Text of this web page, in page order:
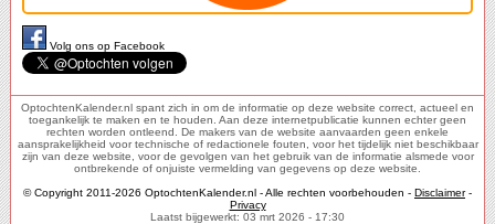
Volg ons op Facebook
OptochtenKalender.nl spant zich in om de informatie op deze website correct, actueel en
toegankelijk te maken en te houden. Aan deze internetpublicatie kunnen echter geen
rechten worden ontleend. De makers van de website aanvaarden geen enkele
aansprakelijkheid voor technische of redactionele fouten, voor het tijdelijk niet beschikbaar
zijn van deze website, voor de gevolgen van het gebruik van de informatie alsmede voor
ontbrekende of onjuiste vermelding van gegevens op deze website.
© Copyright 2011-2026 OptochtenKalender.nl - Alle rechten voorbehouden - Disclaimer-
Privacy
Laatst bijgewerkt: 03 mrt 2026 - 17:30